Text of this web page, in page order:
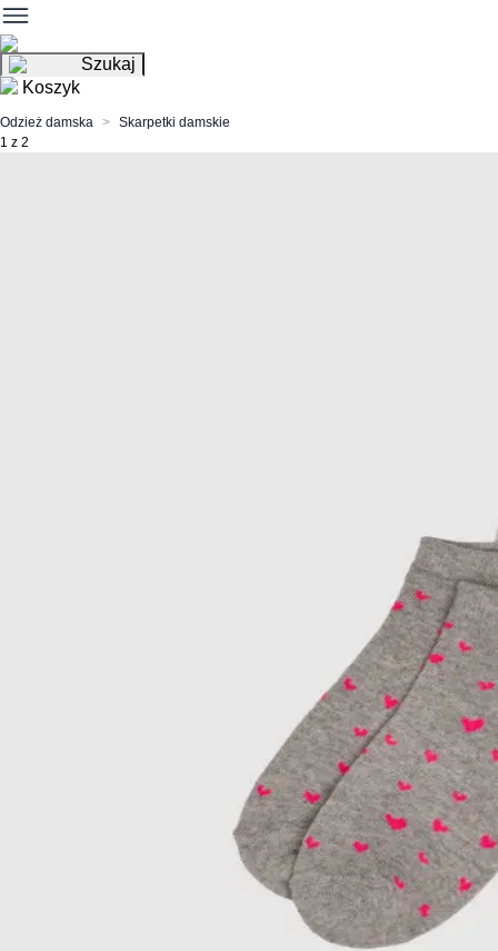
Szukaj
Koszyk
Odzież damska
Skarpetki damskie
1 z 2